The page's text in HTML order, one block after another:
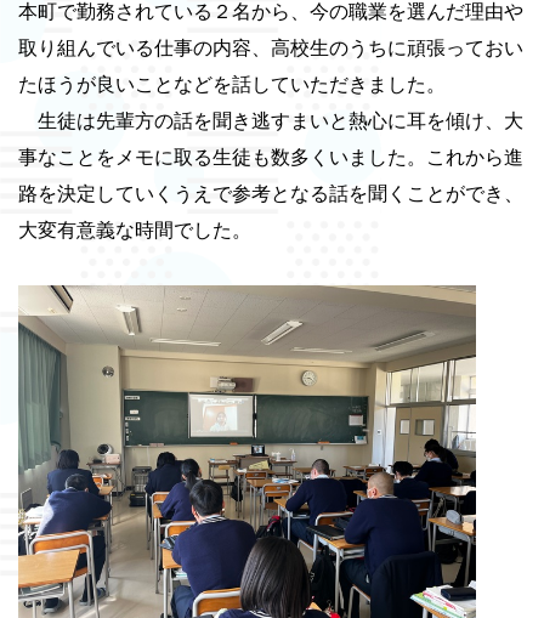
本町で勤務されている２名から、今の職業を選んだ理由や
取り組んでいる仕事の内容、高校生のうちに頑張っておい
たほうが良いことなどを話していただきました。
生徒は先輩方の話を聞き逃すまいと熱心に耳を傾け、大
事なことをメモに取る生徒も数多くいました。これから進
路を決定していくうえで参考となる話を聞くことができ、
大変有意義な時間でした。